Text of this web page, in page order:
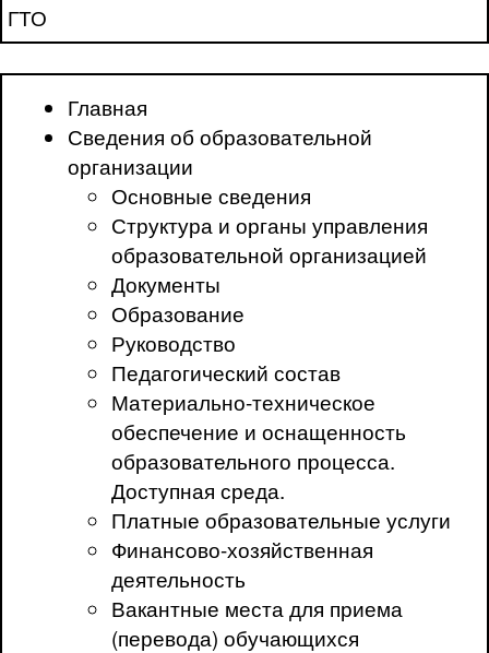
ГТО
Главная
Сведения об образовательной
организации
Основные сведения
Структура и органы управления
образовательной организацией
Документы
Образование
Руководство
Педагогический состав
Материально-техническое
обеспечение и оснащенность
образовательного процесса.
Доступная среда.
Платные образовательные услуги
Финансово-хозяйственная
деятельность
Вакантные места для приема
(перевода) обучающихся